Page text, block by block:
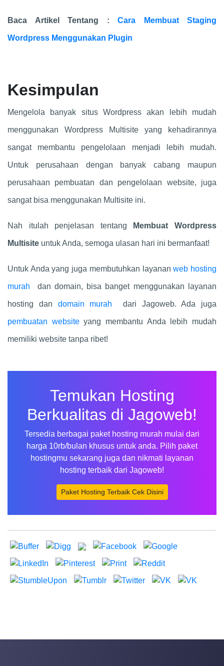
Baca Artikel Tentang : Cara Membuat Staging
Wordpress Menggunakan Plugin
Kesimpulan
Mengelola banyak situs Wordpress akan lebih mudah
menggunakan Wordpress Multisite yang kehadirannya
sangat membantu pengelolaan menjadi lebih mudah.
Untuk perusahaan dengan banyak cabang maupun
perusahaan pembuatan dan pengelolaan website, juga
sangat bisa menggunakan Multisite ini.
Nah itulah penjelasan tentang Membuat Wordpress
Multisite untuk Anda, semoga ulasan hari ini bermanfaat!
Untuk Anda yang juga membutuhkan layananweb hosting
murah dan domain, bisa banget menggunakan layanan
hosting dan domain murah dari Jagoweb. Ada juga
pembuatan websiteyang membantu Anda lebih mudah
memiliki website tanpa ribet!
Temukan Hosting
Berkualitas di Jagoweb!
Tersedia berbagai paket hosting murah mulai dari
harga 10rb/bulan khusus untuk anda. Pilih paket
hostingmu sekarang juga dan nikmati layanan
hosting terbaik dari Jagoweb!
Paket Hosting Terbaik Cek Disini